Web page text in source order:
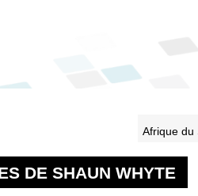
Afrique
DE SHAUN WHYTE